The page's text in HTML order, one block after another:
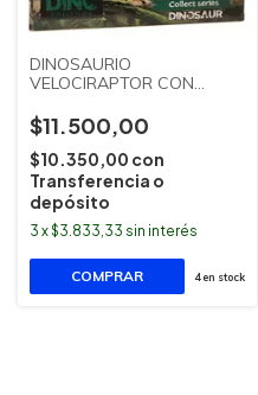
DINOSAURIO
VELOCIRAPTOR CON
$11.500,00
$10.350,00 con
Transferencia o
depósito
3 x$3.833,33 sin interés
4en stock